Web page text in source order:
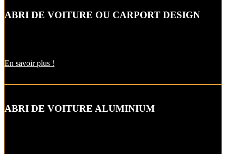
ABRI DE VOITURE OU CARPORT DESIGN
En savoir plus !
ABRI DE VOITURE ALUMINIUM